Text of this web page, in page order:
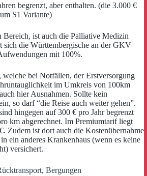
begrenzt, aber enthalten. (die 3.000 €
S1 Variante)
Bereich, ist auch die Palliative Medizin
sich die Württembergische an der GKV
mit 100%.
bei Notfällen, der Erstversorgung
im Umkreis von 100km
hier Ausnahmen. Sollte kein
so darf “die Reise auch weiter gehen”.
hingegen auf 300 € pro Jahr begrenzt
km abgerechnet. Im Premiumtarif liegt
Zudem ist dort auch die Kostenübernahme
ein anderes Krankenhaus (wenn es keine
versichert.
Bergungen